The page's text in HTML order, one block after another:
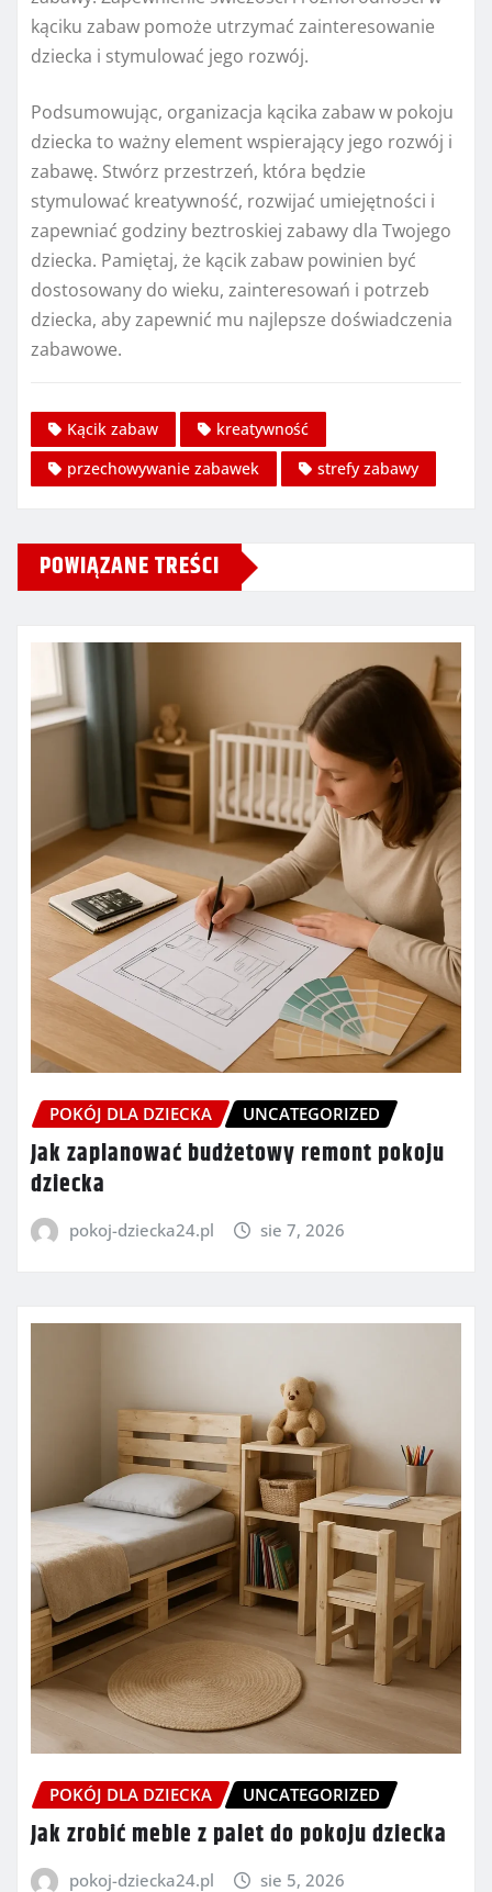
kąciku zabaw pomoże utrzymać zainteresowanie
dziecka i stymulować jego rozwój.
Podsumowując, organizacja kącika zabaw w pokoju
dziecka to ważny element wspierający jego rozwój i
zabawę. Stwórz przestrzeń, która będzie
stymulować kreatywność, rozwijać umiejętności i
zapewniać godziny beztroskiej zabawy dla Twojego
dziecka. Pamiętaj, że kącik zabaw powinien być
dostosowany do wieku, zainteresowań i potrzeb
dziecka, aby zapewnić mu najlepsze doświadczenia
zabawowe.
Kącik zabaw
kreatywność
przechowywanie zabawek
strefy zabawy
POWIĄZANE TREŚCI
POKÓJ DLA DZIECKA UNCATEGORIZED
Jak zaplanować budżetowy remont pokoju
dziecka
pokoj-dziecka24.pl sie 7, 2026
POKÓJ DLA DZIECKA UNCATEGORIZED
Jak zrobić meble z palet do pokoju dziecka
pokoj-dziecka24.pl sie 5, 2026